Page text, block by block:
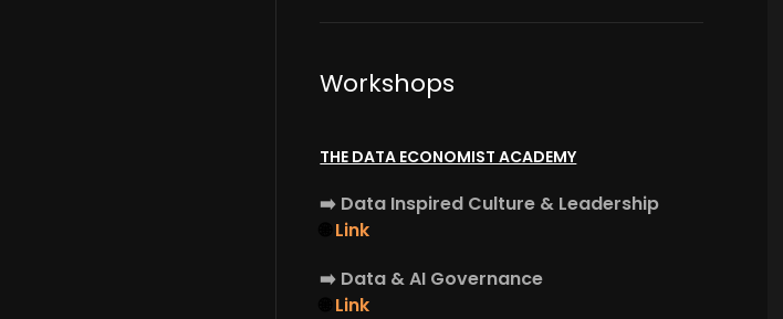
Workshops
THE DATA ECONOMIST ACADEMY
➡️ Data Inspired Culture & Leadership
Link
➡️ Data & AI Governance
Link